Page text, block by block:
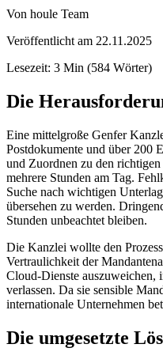
Von houle Team
Veröffentlicht am 22.11.2025
Lesezeit: 3 Min (584 Wörter)
Die
Eine mittelgroße Genfer
Postdokumente und über 200
und Zuordnen zu den
mehrere Stunden am Tag.
Suche nach wichtigen
übersehen zu werden.
Stunden unbeachtet bleiben.
Die Kanzlei wollte den
Vertraulichkeit der
Cloud-Dienste auszuweichen,
verlassen. Da sie sensible
internationale Unternehmen
Die umgesetzte